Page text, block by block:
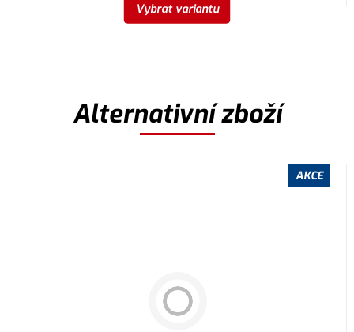
Vybrat variantu
Alternativní zboží
AKCE